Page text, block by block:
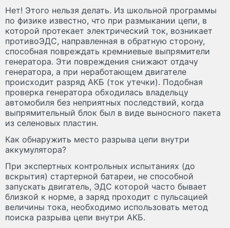
Нет! Этого нельзя делать. Из школьной программы
по физике известно, что при размыкании цепи, в
которой протекает электрический ток, возникает
противоЭДС, направленная в обратную сторону,
способная повреждать кремниевые выпрямители
генератора. Эти повреждения снижают отдачу
генератора, а при неработающем двигателе
происходит разряд АКБ (ток утечки). Подобная
проверка генератора обходилась владельцу
автомобиля без неприятных последствий, когда
выпрямительный блок был в виде выносного пакета
из селеновых пластин.
Как обнаружить место разрыва цепи внутри
аккумулятора?
При экспертных контрольных испытаниях (до
вскрытия) стартерной батареи, не способной
запускать двигатель, ЭДС которой часто бывает
близкой к норме, а заряд проходит с пульсацией
величины тока, необходимо использовать метод
поиска разрыва цепи внутри АКБ.